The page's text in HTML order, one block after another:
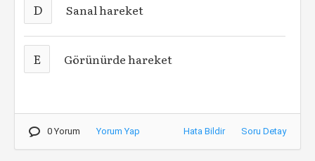
D Sanal hareket
E Görünürde hareket
0 Yorum Yorum Yap Hata Bildir Soru Detay